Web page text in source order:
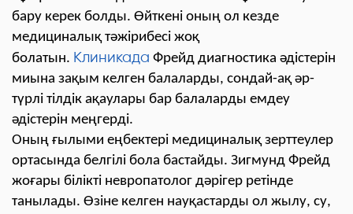
бару керек болды. Өйткені оның ол кезде
медициналық тәжірибесі жоқ
болатын. Клиникада Фрейд диагностика әдістерін
миына зақым келген балаларды, сондай-ақ әр-
түрлі тілдік ақаулары бар балаларды емдеу
әдістерін меңгерді.
Оның ғылыми еңбектері медициналық зерттеулер
ортасында белгілі бола бастайды. Зигмунд Фрейд
жоғары білікті невропатолог дәрігер ретінде
танылады. Өзіне келген науқастарды ол жылу, су,